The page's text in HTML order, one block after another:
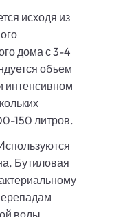
исходя из
дома с 3-4
объем
интенсивном
150 литров.
Бутиловая